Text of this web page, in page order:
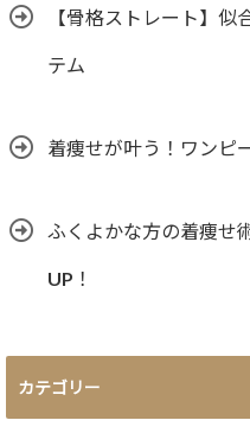
【骨格ストレート】
テム
着痩せが叶う！ワンピ
ふくよかな方の着痩せ
UP！
カテゴリー